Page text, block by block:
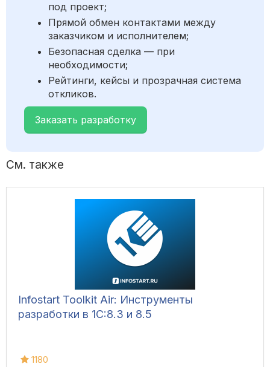
под проект;
Прямой обмен контактами между
заказчиком и исполнителем;
Безопасная сделка — при
необходимости;
Рейтинги, кейсы и прозрачная система
откликов.
Заказать разработку
См. также
Infostart Toolkit Air: Инструменты
разработки в 1С:8.3 и 8.5
1180